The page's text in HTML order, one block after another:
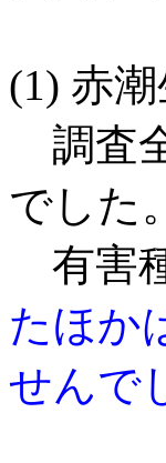
(1) 赤
調査
でした。
有害
たほか
せんで